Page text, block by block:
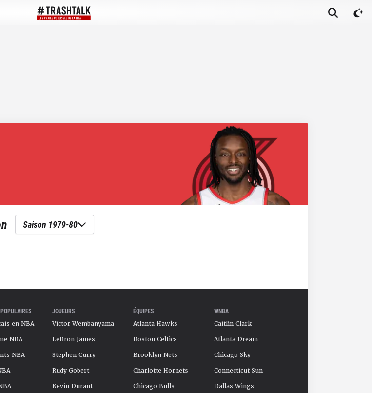
Saison 1979-80
en NBA
NBA
NBA
JOUEURS
Victor Wembanyama
LeBron James
Stephen Curry
Rudy Gobert
Kevin Durant
ÉQUIPES
Atlanta Hawks
Boston Celtics
Brooklyn Nets
Charlotte Hornets
Chicago Bulls
WNBA
Caitlin Clark
Atlanta Dream
Chicago Sky
Connecticut Sun
Dallas Wings